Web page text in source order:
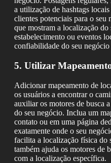
a utilização de hashtags
clientes potenciais para o seu
que mostram a localização
estabelecimento ou eventos
confiabilidade do seu negócio
5. Utilizar
Adicionar mapeamento de
os usuários a encontrar o
auxiliar os motores de busca
do seu negócio. Inclua um
contato ou em uma página
exatamente onde o seu
facilita a localização física do
também ajuda os motores de
com a localização específica.